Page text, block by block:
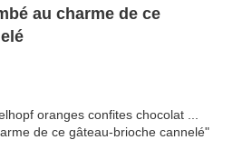
au charme de ce